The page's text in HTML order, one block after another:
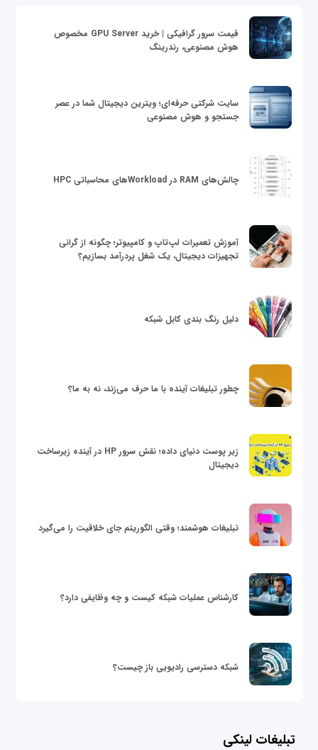
قیمت سرور گرافیکی | خرید GPU Server مخصوص
هوش مصنوعی، رندرینگ
سایت شرکتی حرفه‌ای؛ ویترین دیجیتال شما در عصر
جستجو و هوش مصنوعی
چالش‌های RAM در Workloadهای محاسباتی HPC
آموزش تعمیرات لپ‌تاپ و کامپیوتر؛ چگونه از گرانی
تجهیزات دیجیتال، یک شغل پردرآمد بسازیم؟
دلیل رنگ بندی کابل شبکه
چطور تبلیغات آینده با ما حرف می‌زند، نه به ما؟
زیر پوست دنیای داده؛ نقش سرور HP در آینده زیرساخت
دیجیتال
تبلیغات هوشمند؛ وقتی الگوریتم جای خلاقیت را می‌گیرد
کارشناس عملیات شبکه کیست و چه وظایفی دارد؟
شبکه دسترسی رادیویی باز چیست؟
تبلیغات لینکی